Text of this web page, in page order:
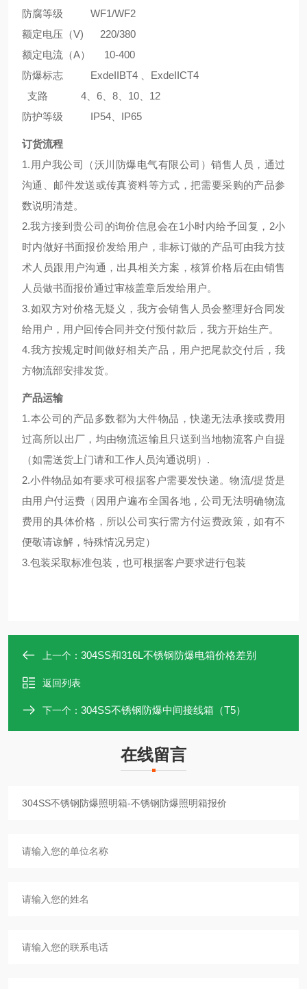
防腐等级 WF1/WF2
额定电压（V) 220/380
额定电流（A） 10-400
防爆标志 ExdeIIBT4 、ExdeIICT4
支路 4、6、8、10、12
防护等级 IP54、IP65
订货流程
1.用户我公司（沃川防爆电气有限公司）销售人员，通过
沟通、邮件发送或传真资料等方式，把需要采购的产品参
数说明清楚。
2.我方接到贵公司的询价信息会在1小时内给予回复，2小
时内做好书面报价发给用户，非标订做的产品可由我方技
术人员跟用户沟通，出具相关方案，核算价格后在由销售
人员做书面报价通过审核盖章后发给用户。
3.如双方对价格无疑义，我方会销售人员会整理好合同发
给用户，用户回传合同并交付预付款后，我方开始生产。
4.我方按规定时间做好相关产品，用户把尾款交付后，我
方物流部安排发货。
产品运输
1.本公司的产品多数都为大件物品，快递无法承接或费用
过高所以出厂，均由物流运输且只送到当地物流客户自提
（如需送货上门请和工作人员沟通说明）.
2.小件物品如有要求可根据客户需要发快递。物流/提货是
由用户付运费（因用户遍布全国各地，公司无法明确物流
费用的具体价格，所以公司实行需方付运费政策，如有不
便敬请谅解，特殊情况另定）
3.包装采取标准包装，也可根据客户要求进行包装
上一个： 304SS和316L不锈钢防爆电箱价格差别
返回列表
下一个： 304SS不锈钢防爆中间接线箱（T5）
在线留言